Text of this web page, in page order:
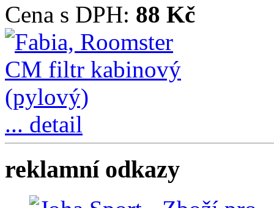
Cena s DPH: 88 Kč
... detail
reklamní odkazy